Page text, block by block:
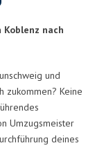
nach
und
zukommen? Keine
Umzugsmeister
deines